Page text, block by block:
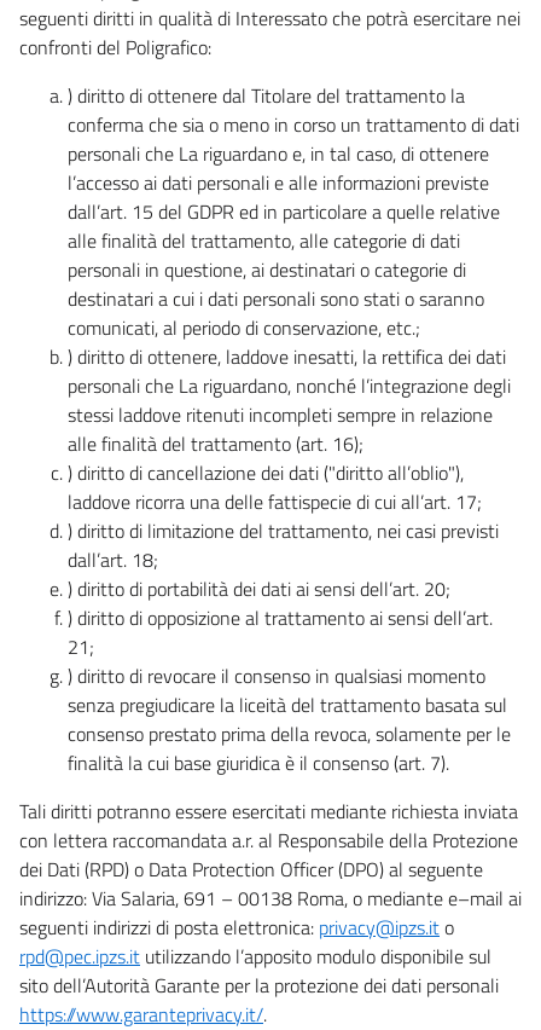
seguenti diritti in qualità di Interessato che potrà esercitare nei
confronti del Poligrafico:
) diritto di ottenere dal Titolare del trattamento la
conferma che sia o meno in corso un trattamento di dati
personali che La riguardano e, in tal caso, di ottenere
l’accesso ai dati personali e alle informazioni previste
dall’art. 15 del GDPR ed in particolare a quelle relative
alle finalità del trattamento, alle categorie di dati
personali in questione, ai destinatari o categorie di
destinatari a cui i dati personali sono stati o saranno
comunicati, al periodo di conservazione, etc.;
) diritto di ottenere, laddove inesatti, la rettifica dei dati
personali che La riguardano, nonché l’integrazione degli
stessi laddove ritenuti incompleti sempre in relazione
alle finalità del trattamento (art. 16);
) diritto di cancellazione dei dati ("diritto all’oblio"),
laddove ricorra una delle fattispecie di cui all’art. 17;
) diritto di limitazione del trattamento, nei casi previsti
dall’art. 18;
) diritto di portabilità dei dati ai sensi dell’art. 20;
) diritto di opposizione al trattamento ai sensi dell’art.
21;
) diritto di revocare il consenso in qualsiasi momento
senza pregiudicare la liceità del trattamento basata sul
consenso prestato prima della revoca, solamente per le
finalità la cui base giuridica è il consenso (art. 7).
Tali diritti potranno essere esercitati mediante richiesta inviata
con lettera raccomandata a.r. al Responsabile della Protezione
dei Dati (RPD) o Data Protection Officer (DPO) al seguente
indirizzo: Via Salaria, 691 – 00138 Roma, o mediante e–mail ai
seguenti indirizzi di posta elettronica: privacy@ipzs.ito
rpd@pec.ipzs.it utilizzando l’apposito modulo disponibile sul
sito dell’Autorità Garante per la protezione dei dati personali
https://www.garanteprivacy.it/.